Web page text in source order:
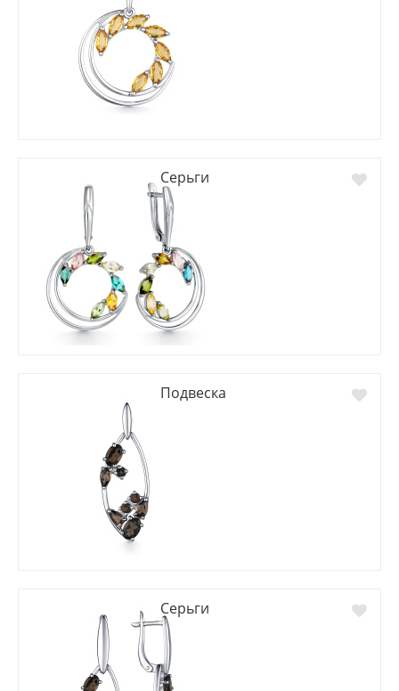
Серьги
Подвеска
Серьги